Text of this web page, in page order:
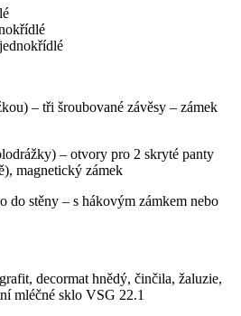
– tři šroubované závěsy – zámek
– otvory pro 2 skryté panty
magnetický zámek
do stěny – s hákovým zámkem nebo
decormat hnědý, činčila, žaluzie,
mléčné sklo VSG 22.1